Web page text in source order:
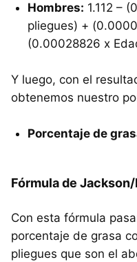
Hombres: 1.112 –
pliegues) +
(0.00028826 x
Y luego, con el
obtenemos nuestro
Porcentaje de
Fórmula de
Con esta fórmula
porcentaje de grasa
pliegues que son el